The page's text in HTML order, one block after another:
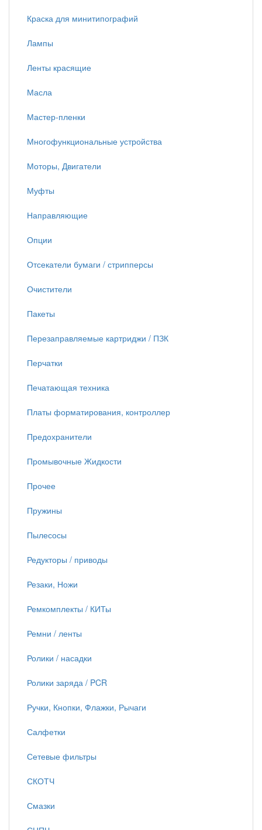
Краска для минитипографий
Лампы
Ленты красящие
Масла
Мастер-пленки
Многофункциональные устройства
Моторы, Двигатели
Муфты
Направляющие
Опции
Отсекатели бумаги / стрипперсы
Очистители
Пакеты
Перезаправляемые картриджи / ПЗК
Перчатки
Печатающая техника
Платы форматирования, контроллер
Предохранители
Промывочные Жидкости
Прочее
Пружины
Пылесосы
Редукторы / приводы
Резаки, Ножи
Ремкомплекты / КИТы
Ремни / ленты
Ролики / насадки
Ролики заряда / PCR
Ручки, Кнопки, Флажки, Рычаги
Салфетки
Сетевые фильтры
СКОТЧ
Смазки